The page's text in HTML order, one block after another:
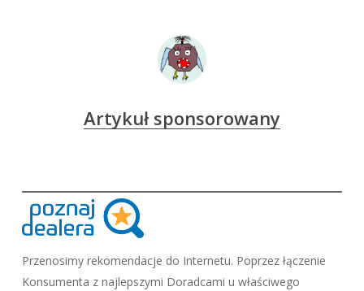
Artykuł sponsorowany
Przenosimy rekomendacje do Internetu. Poprzez łączenie
Konsumenta z najlepszymi Doradcami u właściwego